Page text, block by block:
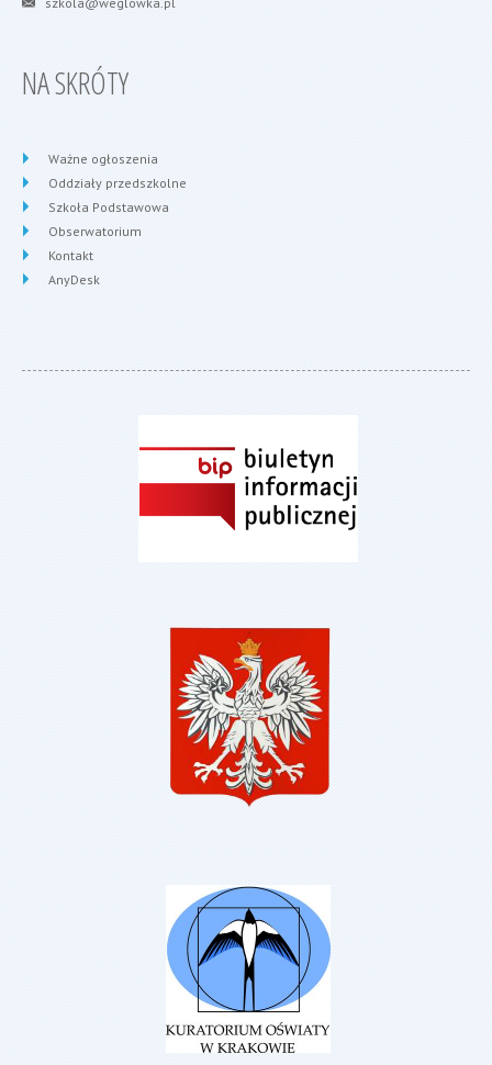
NA SKRÓTY
Ważne ogłoszenia
Oddziały przedszkolne
Szkoła Podstawowa
Obserwatorium
Kontakt
AnyDesk